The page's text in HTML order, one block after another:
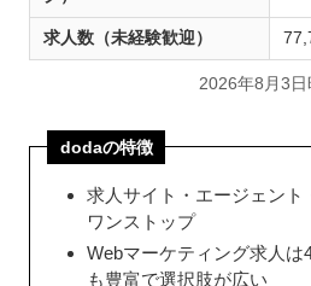
求人数（未経験歓迎）
2026年8月3日
dodaの特徴
求人サイト・エージェント
ワンストップ
Webマーケティング求人は
も豊富で選択肢が広い